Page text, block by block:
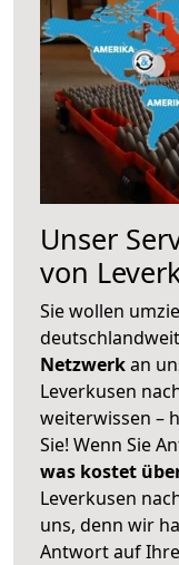
Unser
von
Sie wollen
Netzwerkan
Leverkusen
weiterwissen –
Sie! Wenn Sie
was kostet
Leverkusen
uns, denn wir
Antwort auf